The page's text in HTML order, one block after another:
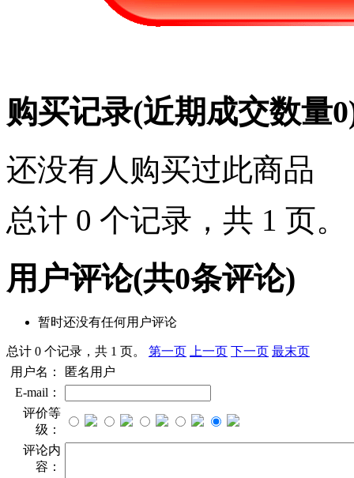
购买记录(近期成交数量0
还没有人购买过此商品
总计 0 个记录，共 1 页。
用户评论(共0条评论)
暂时还没有任何用户评论
总计 0 个记录，共 1 页。 第一页 上一页 下一页 最末页
用户名：
匿名用户
E-mail：
评价等
级：
评论内
容：